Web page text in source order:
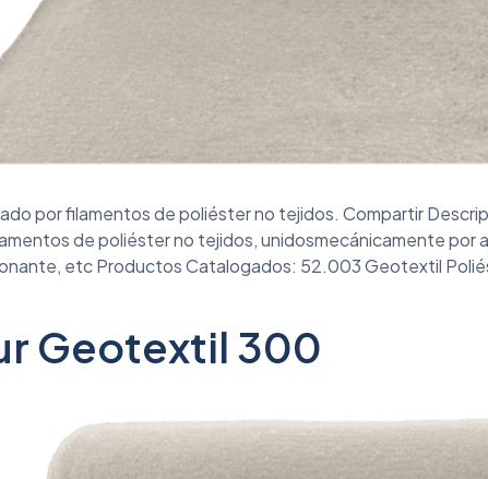
por filamentos de poliéster no tejidos. Compartir
de poliéster no tejidos, unidosmecánicamente
etc Productos Catalogados: 52.003 Geotextil
Geotextil 300